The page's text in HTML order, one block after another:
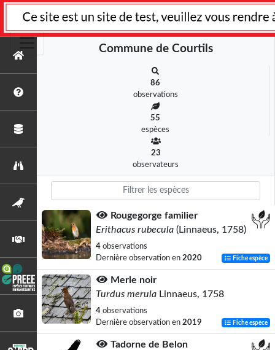
Commune de Courtils
86
observations
55
espèces
23
observateurs
Rougegorge familier
Erithacus rubecula (Linnaeus, 1758)
4 observations
Dernière observation en 2020 Fiche espèce
Merle noir
Turdus merula Linnaeus, 1758
4 observations
Dernière observation en 2019 Fiche espèce
Tadorne de Belon